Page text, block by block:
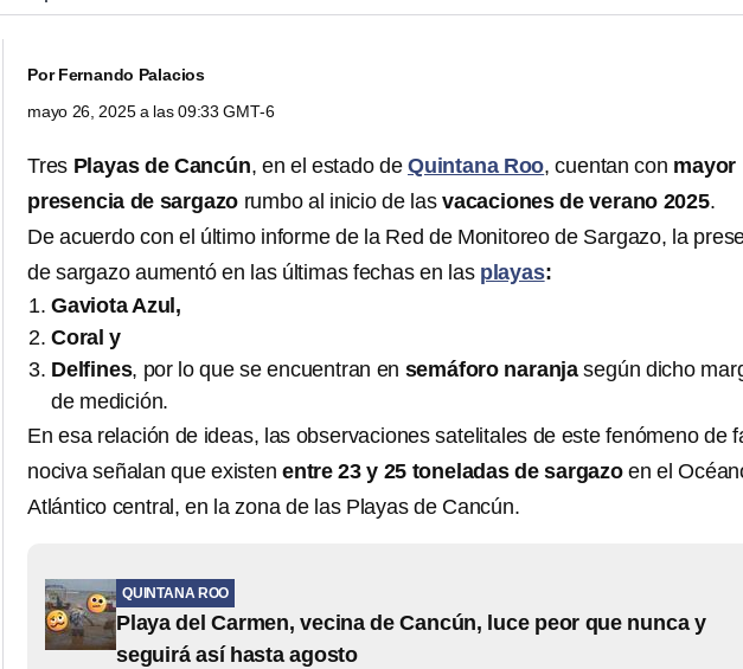
PorFernando Palacios
mayo 26, 2025 a las 09:33 GMT-6
Tres Playas de Cancún, en el estado deQuintana Roo, cuentan con mayor
presencia de sargazo rumbo al inicio de lasvacaciones de verano 2025.
De acuerdo con el último informe de la Red de Monitoreo de Sargazo, la
de sargazo aumentó en las últimas fechas en las playas:
Gaviota Azul,
Coral y
Delfines, por lo que se encuentran en semáforo naranja según dicho
de medición.
En esa relación de ideas, las observaciones satelitales de este fenómeno de
nociva señalan que existenentre 23 y 25 toneladas de sargazoen el
Atlántico central, en la zona de las Playas de Cancún.
QUINTANA ROO
Playa del Carmen, vecina de Cancún, luce peor que nunca y
seguirá así hasta agosto